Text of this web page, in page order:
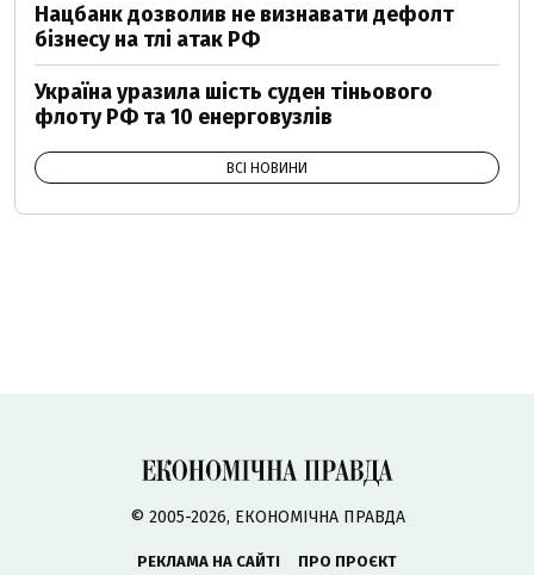
Нацбанк дозволив не визнавати дефолт
бізнесу на тлі атак РФ
Україна уразила шість суден тіньового
флоту РФ та 10 енерговузлів
ВСІ НОВИНИ
© 2005-2026, ЕКОНОМІЧНА ПРАВДА
РЕКЛАМА НА САЙТІ
ПРО ПРОЄКТ